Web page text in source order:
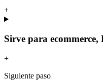
+
Sirve para ecommerce,
+
Siguiente paso